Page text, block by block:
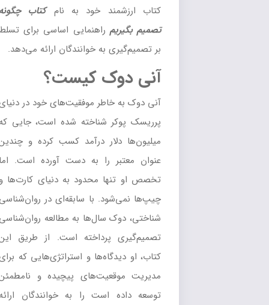
کتاب ارزشمند خود به نامکتاب چگونه
تصمیم بگیریمراهنمایی اساسی برای تسلط
بر تصمیم‌گیری به خوانندگان ارائه می‌دهد.
آنی دوک کیست؟
آنی دوک به خاطر موفقیت‌های خود در دنیای
پرریسک پوکر شناخته شده است، جایی که
میلیون‌ها دلار درآمد کسب کرده و چندین
عنوان معتبر را به دست آورده است. اما
تخصص او تنها محدود به دنیای کارت‌ها و
چیپ‌ها نمی‌شود. با سابقه‌ای در روان‌شناسی
شناختی، دوک سال‌ها به مطالعه روان‌شناسی
تصمیم‌گیری پرداخته است. از طریق این
کتاب، او دیدگاه‌ها و استراتژی‌هایی که برای
مدیریت موقعیت‌های پیچیده و نامطمئن
توسعه داده است را به خوانندگان ارائه